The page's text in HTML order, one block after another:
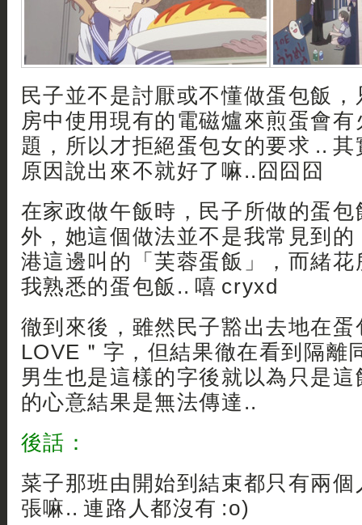
民子並不是討厭或不懂做蛋包飯
房中使用現有的電磁爐來煎蛋會
題，所以才拒絕蛋包女的要求 ..
原因說出來不就好了嘛..囧囧囧
在家政做午飯時，民子所做的蛋
外，她這個做法並不是我常見到
港這邊叫的「芙蓉蛋飯」，而緒
我熟悉的蛋包飯.. 嘻 cryxd
徹到來後，雖然民子豁出去地在
LOVE＂字，但結果徹在看到隔離
男生也是這樣的字後就以為只是
的心意結果是無法傳達..
後話：
菜子那班由開始到結束都只有兩個
張嘛.. 連路人都沒有 :o)